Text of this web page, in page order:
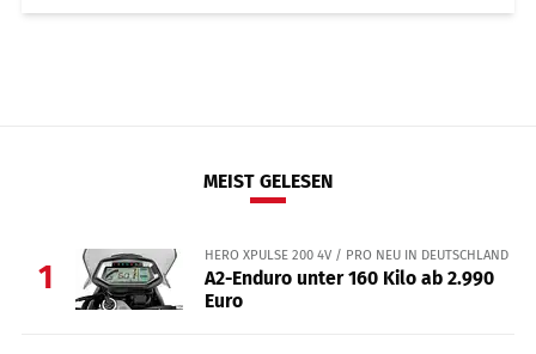
MEIST GELESEN
1
HERO XPULSE 200 4V / PRO NEU IN DEUTSCHLAND
A2-Enduro unter 160 Kilo ab 2.990
Euro